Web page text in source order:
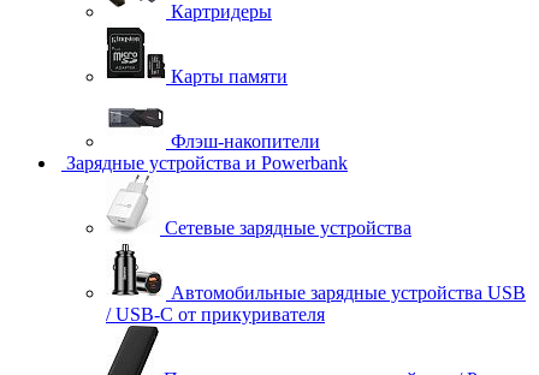
Картридеры
Карты памяти
Флэш-накопители
Зарядные устройства и Powerbank
Сетевые зарядные устройства
Автомобильные зарядные устройства USB
/ USB-C от прикуривателя